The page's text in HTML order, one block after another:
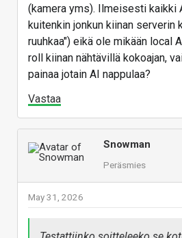
(kamera yms). Ilmeisesti kaikki
kuitenkin jonkun kiinan serverin
ruuhkaa") eikä ole mikään local
roll kiinan nähtävillä kokoajan,
painaa jotain AI nappulaa?
Vastaa
Snowman
Peräsmies
May 31, 2026